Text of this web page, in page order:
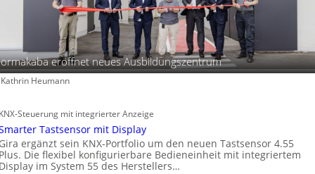
eröffnet neues Ausbildungszentrum
Heumann
Steuerung mit integrierter Anzeige
Tastsensor mit Display
ergänzt sein KNX-Portfolio um den neuen Tastsensor 4.55
Die flexibel konfigurierbare Bedieneinheit mit integriertem
im System 55 des Herstellers…